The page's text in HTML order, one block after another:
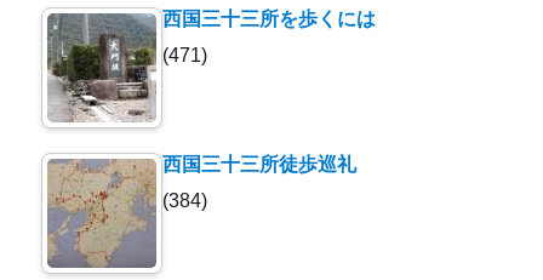
西国三十三所を歩くには
(471)
西国三十三所徒歩巡礼
(384)